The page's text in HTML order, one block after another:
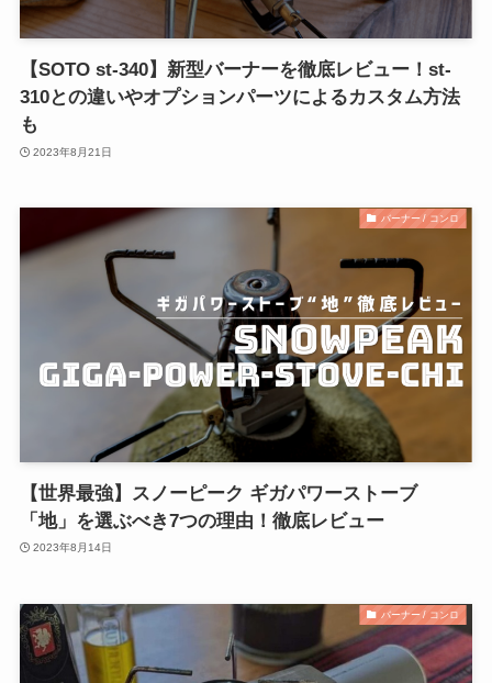
【SOTO st-340】新型バーナーを徹底レビュー！st-
310との違いやオプションパーツによるカスタム方法
も
2023年8月21日
バーナー / コンロ
【世界最強】スノーピーク ギガパワーストーブ
「地」を選ぶべき7つの理由！徹底レビュー
2023年8月14日
バーナー / コンロ